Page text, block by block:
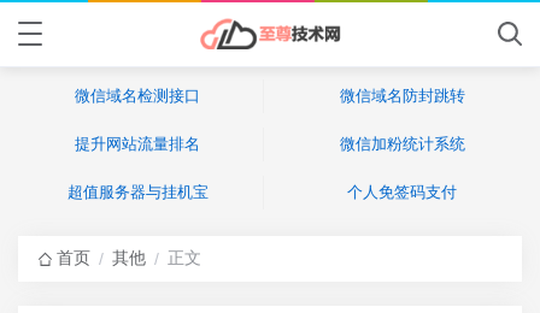
微信域名检测接口 微信域名防封跳转
提升网站流量排名 微信加粉统计系统
超值服务器与挂机宝 个人免签码支付
首页 / 其他 / 正文